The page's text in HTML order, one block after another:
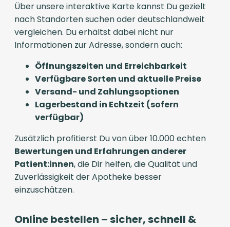
Über unsere interaktive Karte kannst Du gezielt
nach Standorten suchen oder deutschlandweit
vergleichen. Du erhältst dabei nicht nur
Informationen zur Adresse, sondern auch:
Öffnungszeiten und Erreichbarkeit
Verfügbare Sorten und aktuelle Preise
Versand- und Zahlungsoptionen
Lagerbestand in Echtzeit (sofern
verfügbar)
Zusätzlich profitierst Du von über 10.000 echten
Bewertungen und Erfahrungen anderer
Patient:innen, die Dir helfen, die Qualität und
Zuverlässigkeit der Apotheke besser
einzuschätzen.
Online bestellen – sicher, schnell &